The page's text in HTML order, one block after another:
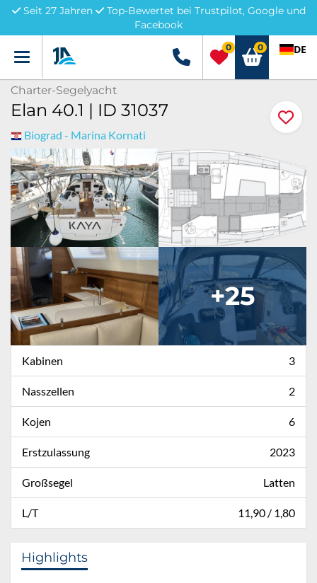
Seit 27 Jahren
Top-Bewertet bei Trustpilot, Google und
Facebook
Menü +49 5741 3222690
0 0 DE
Charter-Segelyacht
Elan 40.1 | ID 31037
Biograd - Marina Kornati
+25
Kabinen 3
Nasszellen 2
Kojen 6
Erstzulassung 2023
Großsegel Latten
L/T 11,90 / 1,80
Highlights